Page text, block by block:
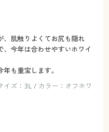
、肌触りよくてお尻も隠れ
今年は合わせやすいホワイ
も重宝します。
イズ：3L / カラー：オフホワ